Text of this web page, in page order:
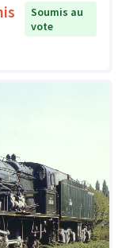
Soumis au
vote